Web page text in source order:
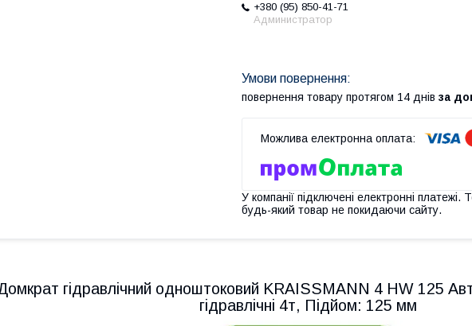
+380 (95) 850-41-71
Администратор
повернення товару протягом 14 днів за
У компанії підключені електронні платежі.
будь-який товар не покидаючи сайту.
гідравлічний одноштоковий KRAISSMANN 4 HW 125
гідравлічні 4т, Підйом: 125 мм